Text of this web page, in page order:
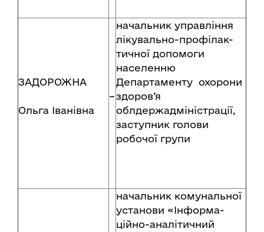
ЗАДОРОЖНА
Ольга Іванівна
–
начальник управління
лікувально-профілак-
тичної допомоги
населенню
Департаменту охорони
здоров’я
облдержадміністрації,
заступник голови
робочої групи
начальник комунальної
установи «Інформа-
ційно-аналітичний